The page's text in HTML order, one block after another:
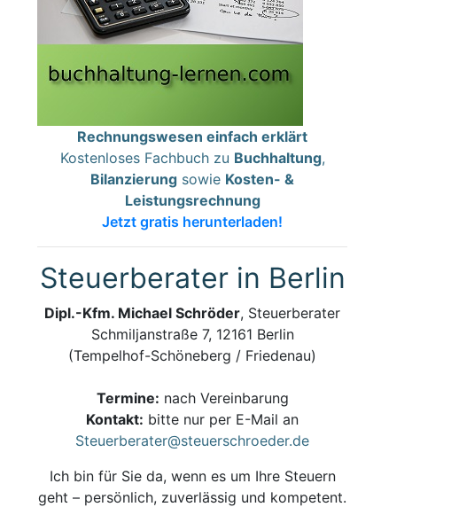
Rechnungswesen einfach erklärt
Kostenloses Fachbuch zu Buchhaltung,
Bilanzierung sowie Kosten- &
Leistungsrechnung
Jetzt gratis herunterladen!
Steuerberater in Berlin
Dipl.-Kfm. Michael Schröder, Steuerberater
Schmiljanstraße 7, 12161 Berlin
(Tempelhof-Schöneberg / Friedenau)
Termine: nach Vereinbarung
Kontakt: bitte nur per E-Mail an
Steuerberater@steuerschroeder.de
Ich bin für Sie da, wenn es um Ihre Steuern
geht – persönlich, zuverlässig und kompetent.